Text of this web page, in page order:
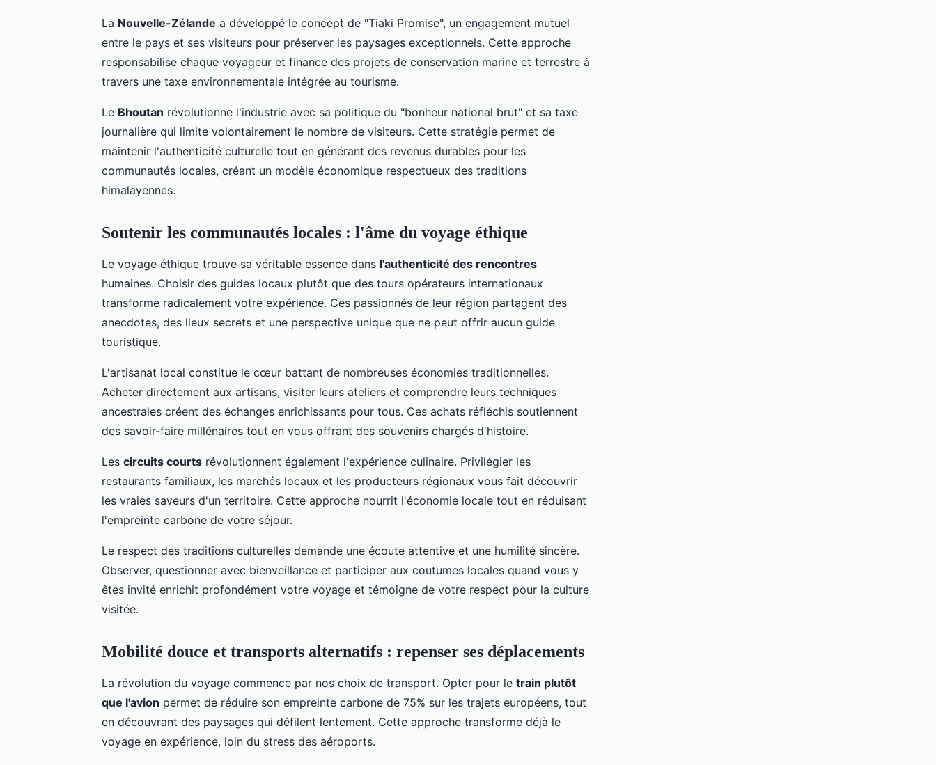
La Nouvelle-Zélande a développé le concept de "Tiaki Promise", un engagement mutuel
entre le pays et ses visiteurs pour préserver les paysages exceptionnels. Cette approche
responsabilise chaque voyageur et finance des projets de conservation marine et terrestre à
travers une taxe environnementale intégrée au tourisme.
Le Bhoutan révolutionne l'industrie avec sa politique du "bonheur national brut" et sa taxe
journalière qui limite volontairement le nombre de visiteurs. Cette stratégie permet de
maintenir l'authenticité culturelle tout en générant des revenus durables pour les
communautés locales, créant un modèle économique respectueux des traditions
himalayennes.
Soutenir les communautés locales : l'âme du voyage éthique
Le voyage éthique trouve sa véritable essence dans l'authenticité des rencontres
humaines. Choisir des guides locaux plutôt que des tours opérateurs internationaux
transforme radicalement votre expérience. Ces passionnés de leur région partagent des
anecdotes, des lieux secrets et une perspective unique que ne peut offrir aucun guide
touristique.
L'artisanat local constitue le cœur battant de nombreuses économies traditionnelles.
Acheter directement aux artisans, visiter leurs ateliers et comprendre leurs techniques
ancestrales créent des échanges enrichissants pour tous. Ces achats réfléchis soutiennent
des savoir-faire millénaires tout en vous offrant des souvenirs chargés d'histoire.
Les circuits courts révolutionnent également l'expérience culinaire. Privilégier les
restaurants familiaux, les marchés locaux et les producteurs régionaux vous fait découvrir
les vraies saveurs d'un territoire. Cette approche nourrit l'économie locale tout en réduisant
l'empreinte carbone de votre séjour.
Le respect des traditions culturelles demande une écoute attentive et une humilité sincère.
Observer, questionner avec bienveillance et participer aux coutumes locales quand vous y
êtes invité enrichit profondément votre voyage et témoigne de votre respect pour la culture
visitée.
Mobilité douce et transports alternatifs : repenser ses déplacements
La révolution du voyage commence par nos choix de transport. Opter pour le train plutôt
que l'avion permet de réduire son empreinte carbone de 75% sur les trajets européens, tout
en découvrant des paysages qui défilent lentement. Cette approche transforme déjà le
voyage en expérience, loin du stress des aéroports.